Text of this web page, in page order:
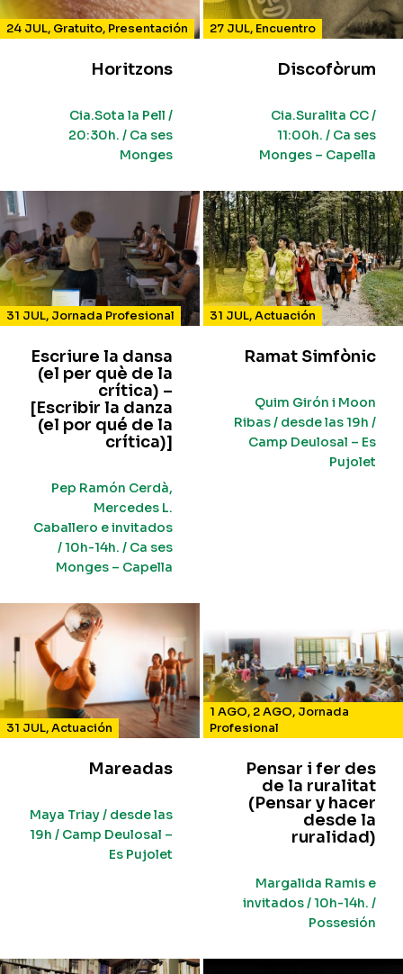
24 JUL, Gratuito, Presentación
Horitzons
Cia.Sota la Pell /
20:30h. / Ca ses
Monges
27 JUL, Encuentro
Discofòrum
Cia.Suralita CC /
11:00h. / Ca ses
Monges – Capella
31 JUL, Jornada Profesional
Escriure la dansa
(el per què de la
crítica) –
[Escribir la danza
(el por qué de la
crítica)]
Pep Ramón Cerdà,
Mercedes L.
Caballero e invitados
/ 10h-14h. / Ca ses
Monges – Capella
31 JUL,Actuación
Ramat Simfònic
Quim Girón i Moon
Ribas / desde las 19h /
Camp Deulosal – Es
Pujolet
31 JUL,Actuación
Mareadas
Maya Triay / desde las
19h / Camp Deulosal –
Es Pujolet
1 AGO, 2 AGO, Jornada
Profesional
Pensar i fer des
de la ruralitat
(Pensar y hacer
desde la
ruralidad)
Margalida Ramis e
invitados / 10h-14h. /
Possesión